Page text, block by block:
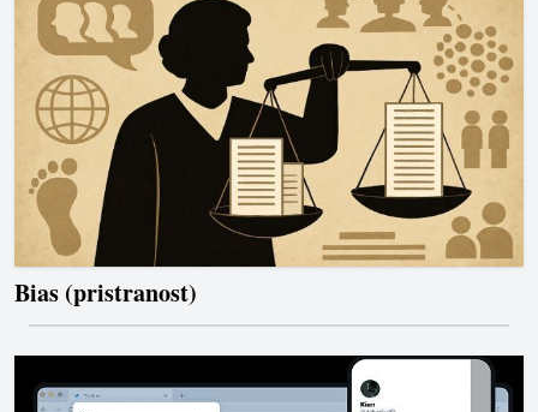
Bias (pristranost)